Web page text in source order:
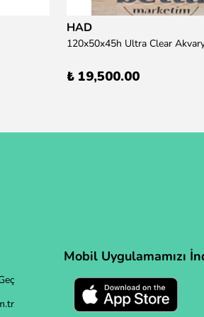
HAD
₺ 19,500.00
Mobil Uygulamamızı